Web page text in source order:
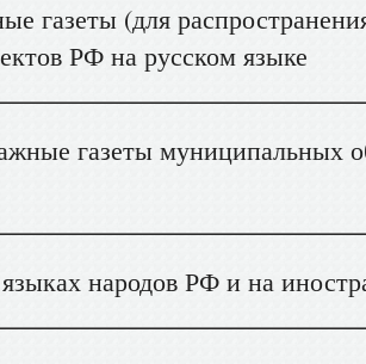
газеты (для
РФ на русском языке
газеты муниципальных
народов РФ и на